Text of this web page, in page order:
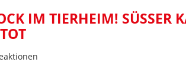
IM TIERHEIM! SÜSSER